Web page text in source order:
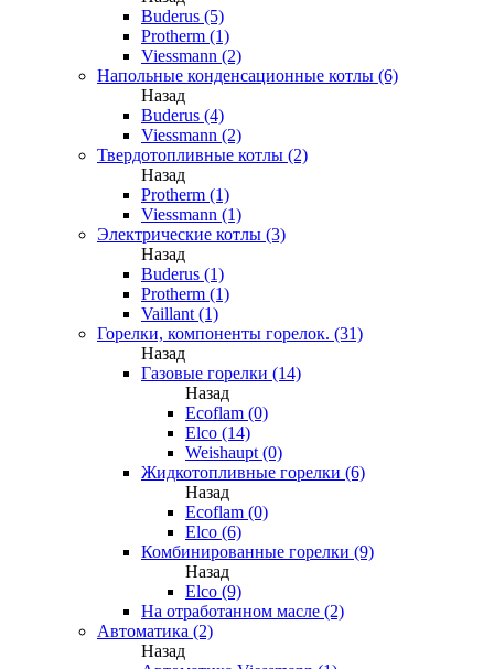
Buderus (5)
Protherm (1)
Viessmann (2)
Напольные конденсационные котлы (6)
Назад
Buderus (4)
Viessmann (2)
Твердотопливные котлы (2)
Назад
Protherm (1)
Viessmann (1)
Электрические котлы (3)
Назад
Buderus (1)
Protherm (1)
Vaillant (1)
Горелки, компоненты горелок. (31)
Назад
Газовые горелки (14)
Назад
Ecoflam (0)
Elco (14)
Weishaupt (0)
Жидкотопливные горелки (6)
Назад
Ecoflam (0)
Elco (6)
Комбинированные горелки (9)
Назад
Elco (9)
На отработанном масле (2)
Автоматика (2)
Назад